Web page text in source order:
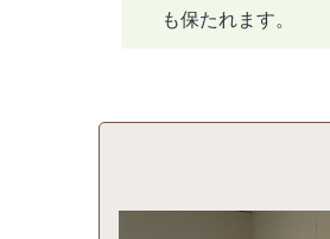
も保たれます。